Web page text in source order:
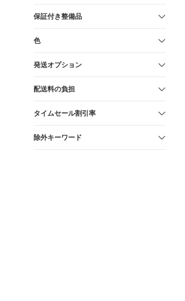
保証付き整備品
色
発送オプション
配送料の負担
タイムセール割引率
除外キーワード